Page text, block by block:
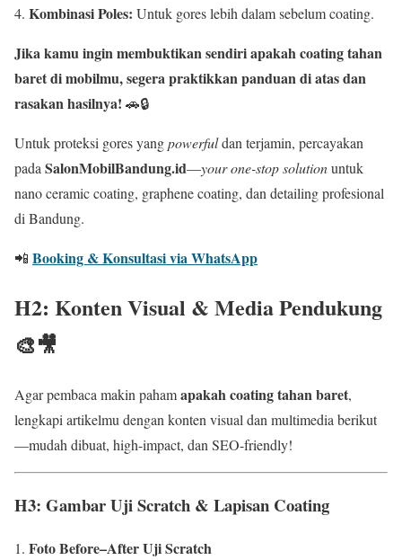
Kombinasi Poles: Untuk gores lebih dalam sebelum coating.
Jika kamu ingin membuktikan sendiri apakah coating tahan
baret di mobilmu, segera praktikkan panduan di atas dan
rasakan hasilnya! 🚗🔒
Untuk proteksi gores yangpowerfuldan terjamin, percayakan
pada SalonMobilBandung.id—your one-stop solutionuntuk
nano ceramic coating, graphene coating, dan detailing profesional
di Bandung.
📲 Booking & Konsultasi via WhatsApp
H2: Konten Visual & Media Pendukung
🎨🎥
Agar pembaca makin pahamapakah coating tahan baret,
lengkapi artikelmu dengan konten visual dan multimedia berikut
—mudah dibuat, high-impact, dan SEO-friendly!
H3: Gambar Uji Scratch & Lapisan Coating
Foto Before–After Uji Scratch